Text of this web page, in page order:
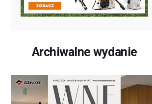
Archiwalne wydanie